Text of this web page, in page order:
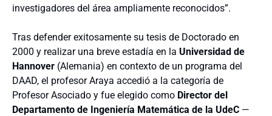
investigadores del área ampliamente reconocidos”.
Tras defender exitosamente su tesis de Doctorado en
2000 y realizar una breve estadía en la Universidad de
Hannover (Alemania) en contexto de un programa del
DAAD, el profesor Araya accedió a la categoría de
Profesor Asociado y fue elegido como Director del
Departamento de Ingeniería Matemática de la UdeC —